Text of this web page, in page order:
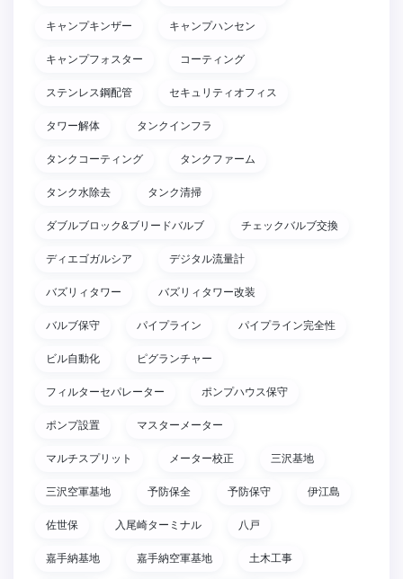
キャンプキンザー キャンプハンセン
キャンプフォスター コーティング
ステンレス鋼配管 セキュリティオフィス
タワー解体 タンクインフラ
タンクコーティング タンクファーム
タンク水除去 タンク清掃
ダブルブロック&ブリードバルブ チェックバルブ交換
ディエゴガルシア デジタル流量計
バズリィタワー バズリィタワー改装
バルブ保守 パイプライン パイプライン完全性
ビル自動化 ピグランチャー
フィルターセパレーター ポンプハウス保守
ポンプ設置 マスターメーター
マルチスプリット メーター校正 三沢基地
三沢空軍基地 予防保全 予防保守 伊江島
佐世保 入尾崎ターミナル 八戸
嘉手納基地 嘉手納空軍基地 土木工事